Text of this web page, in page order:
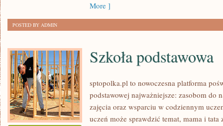
More ]
POSTED BY ADMIN
Szkoła podstawowa
sptopolka.pl to nowoczesna platforma
podstawowej najważniejsze: zasobom do
zajęcia oraz wsparciu w codziennym
uczeń może sprawdzić temat, mama i